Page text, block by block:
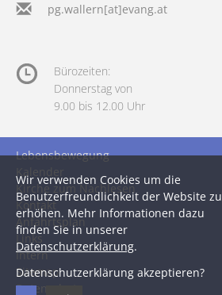
Wir verwenden Cookies um die
Benutzerfreundlichkeit der Website zu
erhöhen. Mehr Informationen dazu
finden Sie in unserer
Datenschutzerklärung.
Datenschutzerklärung akzeptieren?
pg.wallern[at]evang.at
Bürozeiten:
Donnerstag von
9.00 bis 12.00 Uhr
Lebensbewegung
Kalender
Kirche zum Nachlesen
Kontakt
Anfahrtsplan
Links
Intern
Sitemap
Datenschutz